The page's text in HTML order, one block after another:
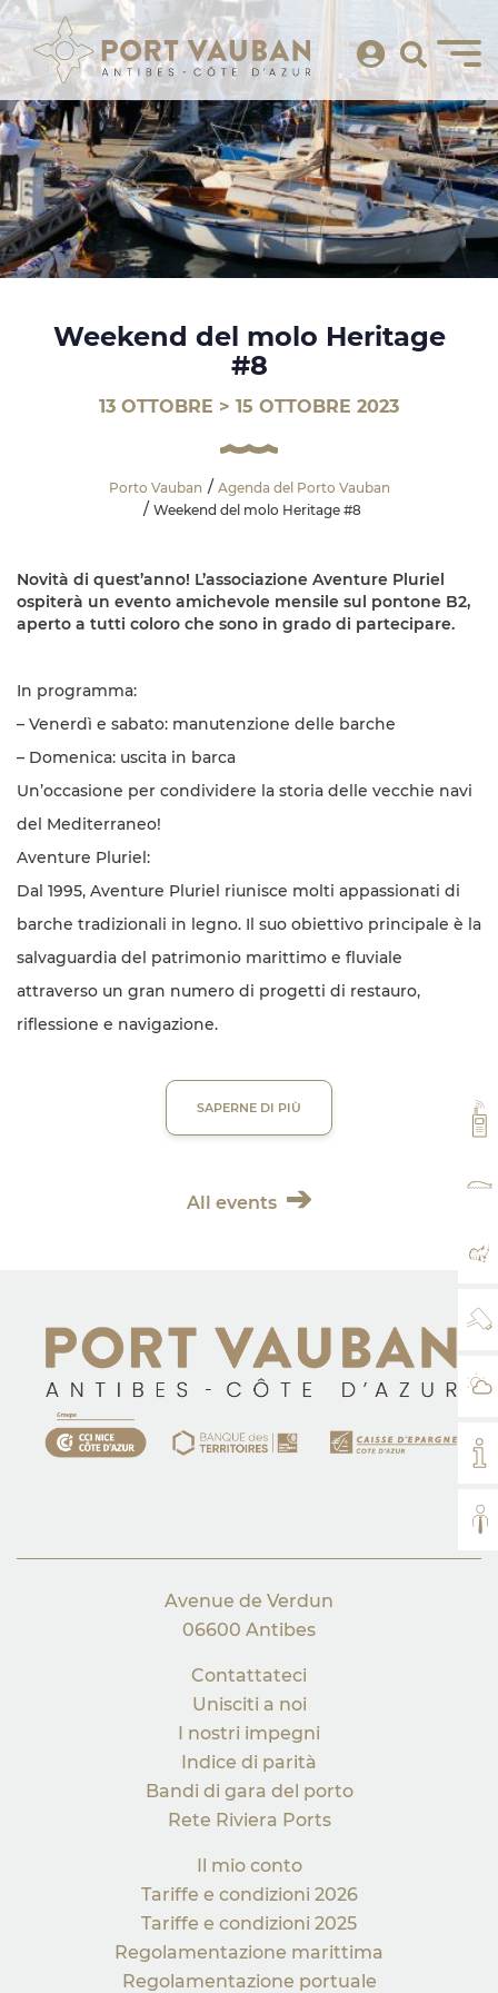
IL
IL
Weekend del molo Heritage
#8
13 OTTOBRE > 15 OTTOBRE 2023
Porto Vauban
Agenda del Porto Vauban
Weekend del molo Heritage #8
Novità di quest’anno! L’associazione Aventure Pluriel
ospiterà un evento amichevole mensile sul pontone B2,
aperto a tutti coloro che sono in grado di partecipare.
In programma:
– Venerdì e sabato: manutenzione delle barche
– Domenica: uscita in barca
Un’occasione per condividere la storia delle vecchie navi
del Mediterraneo!
Aventure Pluriel:
Dal 1995, Aventure Pluriel riunisce molti appassionati di
barche tradizionali in legno. Il suo obiettivo principale è la
salvaguardia del patrimonio marittimo e fluviale
attraverso un gran numero di progetti di restauro,
riflessione e navigazione.
SAPERNE DI PIÙ
All events
Avenue de Verdun
06600 Antibes
Contattateci
Unisciti a noi
I nostri impegni
Indice di parità
Bandi di gara del porto
Rete Riviera Ports
Il mio conto
Tariffe e condizioni 2026
Tariffe e condizioni 2025
Regolamentazione marittima
Regolamentazione portuale